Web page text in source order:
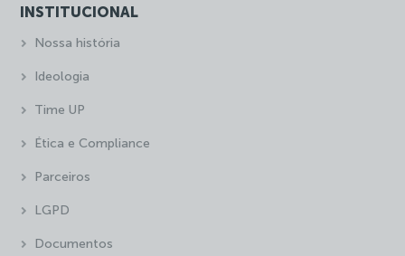
INSTITUCIONAL
Nossa história
Ideologia
Time UP
Ética e Compliance
Parceiros
LGPD
Documentos